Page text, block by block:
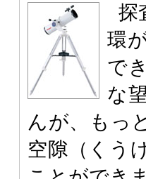
探
環
で
な
んが、もっ
空隙（くう